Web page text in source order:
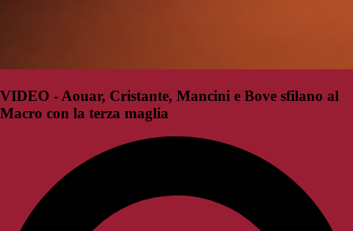
VIDEO - Aouar, Cristante, Mancini e Bove sfilano al
Macro con la terza maglia